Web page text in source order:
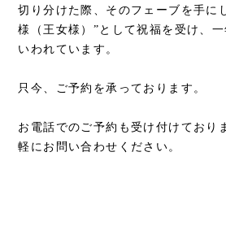
切り分けた際、そのフェーブを手に
様（王女様）”として祝福を受け、
いわれています。
只今、ご予約を承っております。
お電話でのご予約も受け付けており
軽にお問い合わせください。